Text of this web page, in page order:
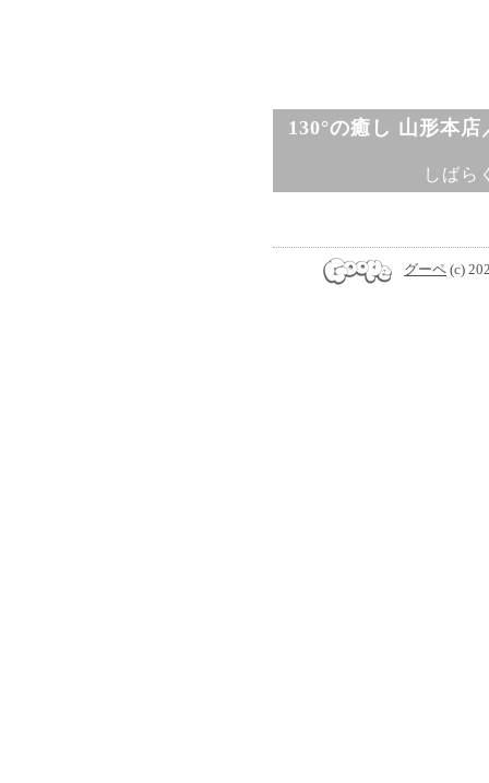
130°の癒し 山形本
しばら
グーペ (c)